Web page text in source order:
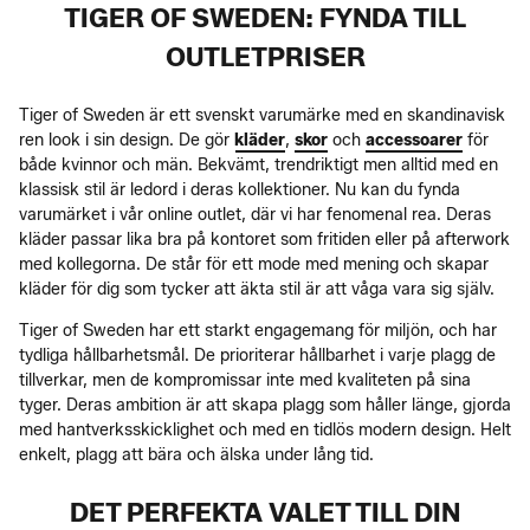
TIGER OF SWEDEN: FYNDA TILL
OUTLETPRISER
Tiger of Sweden är ett svenskt varumärke med en skandinavisk
ren look i sin design. De gör kläder, skor och accessoarer för
både kvinnor och män. Bekvämt, trendriktigt men alltid med en
klassisk stil är ledord i deras kollektioner. Nu kan du fynda
varumärket i vår online outlet, där vi har fenomenal rea. Deras
kläder passar lika bra på kontoret som fritiden eller på afterwork
med kollegorna. De står för ett mode med mening och skapar
kläder för dig som tycker att äkta stil är att våga vara sig själv.
Tiger of Sweden har ett starkt engagemang för miljön, och har
tydliga hållbarhetsmål. De prioriterar hållbarhet i varje plagg de
tillverkar, men de kompromissar inte med kvaliteten på sina
tyger. Deras ambition är att skapa plagg som håller länge, gjorda
med hantverksskicklighet och med en tidlös modern design. Helt
enkelt, plagg att bära och älska under lång tid.
DET PERFEKTA VALET TILL DIN